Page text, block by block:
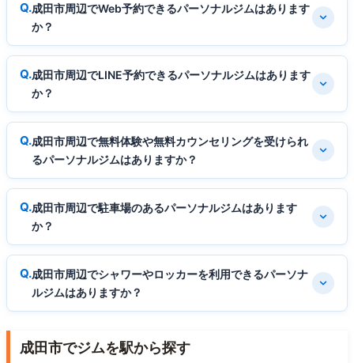
成田市周辺でWeb予約できるパーソナルジムはあります
か？
成田市周辺でLINE予約できるパーソナルジムはあります
か？
成田市周辺で無料体験や無料カウンセリングを受けられ
るパーソナルジムはありますか？
成田市周辺で駐車場のあるパーソナルジムはあります
か？
成田市周辺でシャワーやロッカーを利用できるパーソナ
ルジムはありますか？
成田市でジムを駅から探す